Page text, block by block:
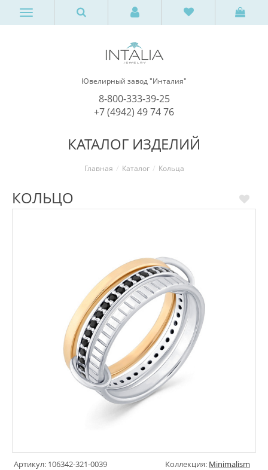
Ювелирный завод "Инталия"
8-800-333-39-25
+7 (4942) 49 74 76
КАТАЛОГ ИЗДЕЛИЙ
Главная Каталог Кольца
КОЛЬЦО
Артикул: 106342-321-0039 Коллекция: Minimalism